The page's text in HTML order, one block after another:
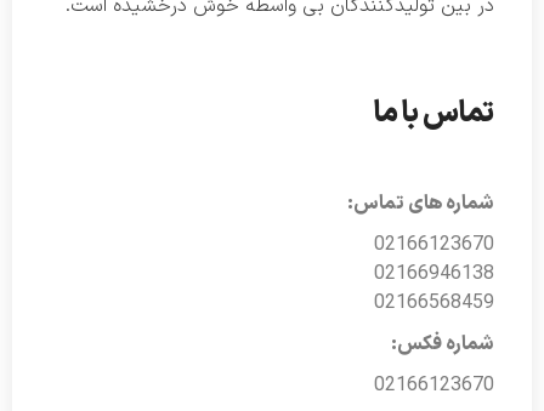
تماس با ما
شماره های تماس:
02166123670
02166946138
02166568459
شماره فکس:
02166123670
در بین تولیدکنندگان بی واسطه خوش درخشیده است.